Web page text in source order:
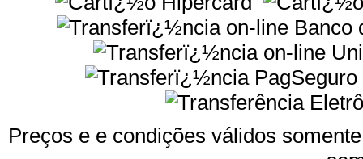
Preços e e condições válidos